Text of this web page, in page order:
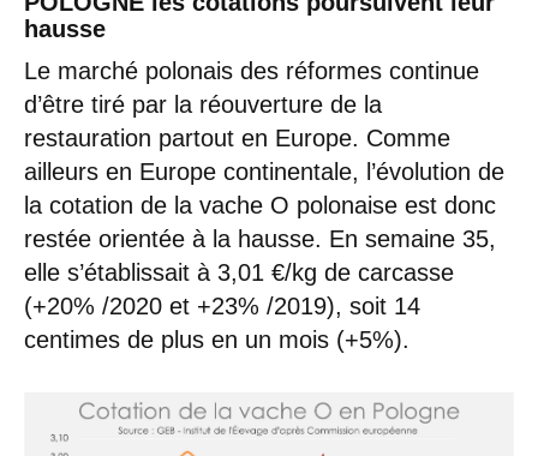
hausse
Le marché polonais des réformes continue
d’être tiré par la réouverture de la
restauration partout en Europe. Comme
ailleurs en Europe continentale, l’évolution de
la cotation de la vache O polonaise est donc
restée orientée à la hausse. En semaine 35,
elle s’établissait à 3,01 €/kg de carcasse
(+20% /2020 et +23% /2019), soit 14
centimes de plus en un mois (+5%).